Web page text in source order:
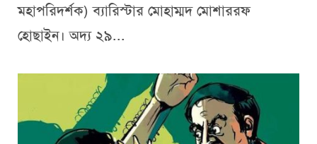
মহাপরিদর্শক) ব্যারিস্টার মোহাম্মদ মোশাররফ
হোছাইন। অদ্য ২৯...